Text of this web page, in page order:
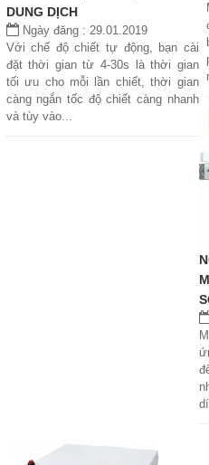
DUNG DỊCH
Ngày đăng : 29.01.2019
Với chế độ chiết tự động, bạn cài
đặt thời gian từ 4-30s là thời gian
tối ưu cho mỗi lần chiết, thời gian
càng ngắn tốc độ chiết càng nhanh
và tùy vào...